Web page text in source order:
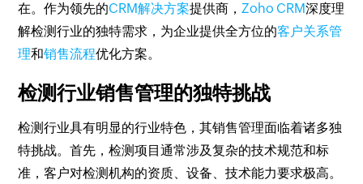
在。作为领先的CRM解决方案提供商，Zoho CRM深度理
解检测行业的独特需求，为企业提供全方位的客户关系管
理和销售流程优化方案。
检测行业销售管理的独特挑战
检测行业具有明显的行业特色，其销售管理面临着诸多独
特挑战。首先，检测项目通常涉及复杂的技术规范和标
准，客户对检测机构的资质、设备、技术能力要求极高。